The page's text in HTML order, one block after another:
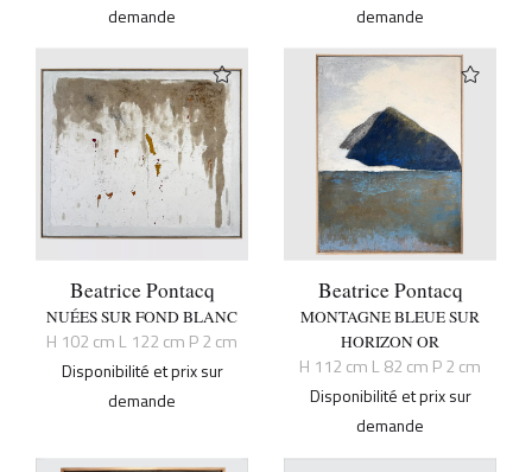
demande
demande
Beatrice Pontacq
NUÉES SUR FOND BLANC
H 102 cm L 122 cm P 2 cm
Disponibilité et prix sur
demande
Beatrice Pontacq
MONTAGNE BLEUE SUR
HORIZON OR
H 112 cm L 82 cm P 2 cm
Disponibilité et prix sur
demande